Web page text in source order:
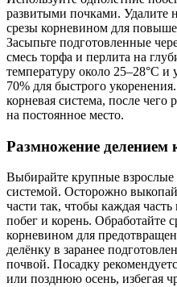
развитыми почками. Удалите
срезы корневином для
Засыпьте подготовленные
смесь торфа и перлита на
температуру около 25–28°C
70% для быстрого
корневая система, после
на постоянное место.
Размножение делением
Выбирайте крупные взрослые
системой. Осторожно
части так, чтобы каждая
побег и корень. Обработайте
корневином для
делёнку в заранее
почвой. Посадку
или позднюю осень, избегая